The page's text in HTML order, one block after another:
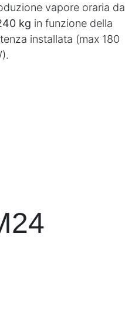
vapore oraria da
kg in funzione della
installata (max 180